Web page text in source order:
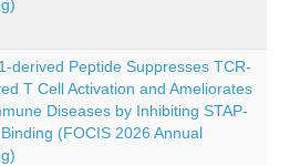
derived Peptide Suppresses TCR-
T Cell Activation and Ameliorates
Diseases by Inhibiting STAP-
(FOCIS 2026 Annual